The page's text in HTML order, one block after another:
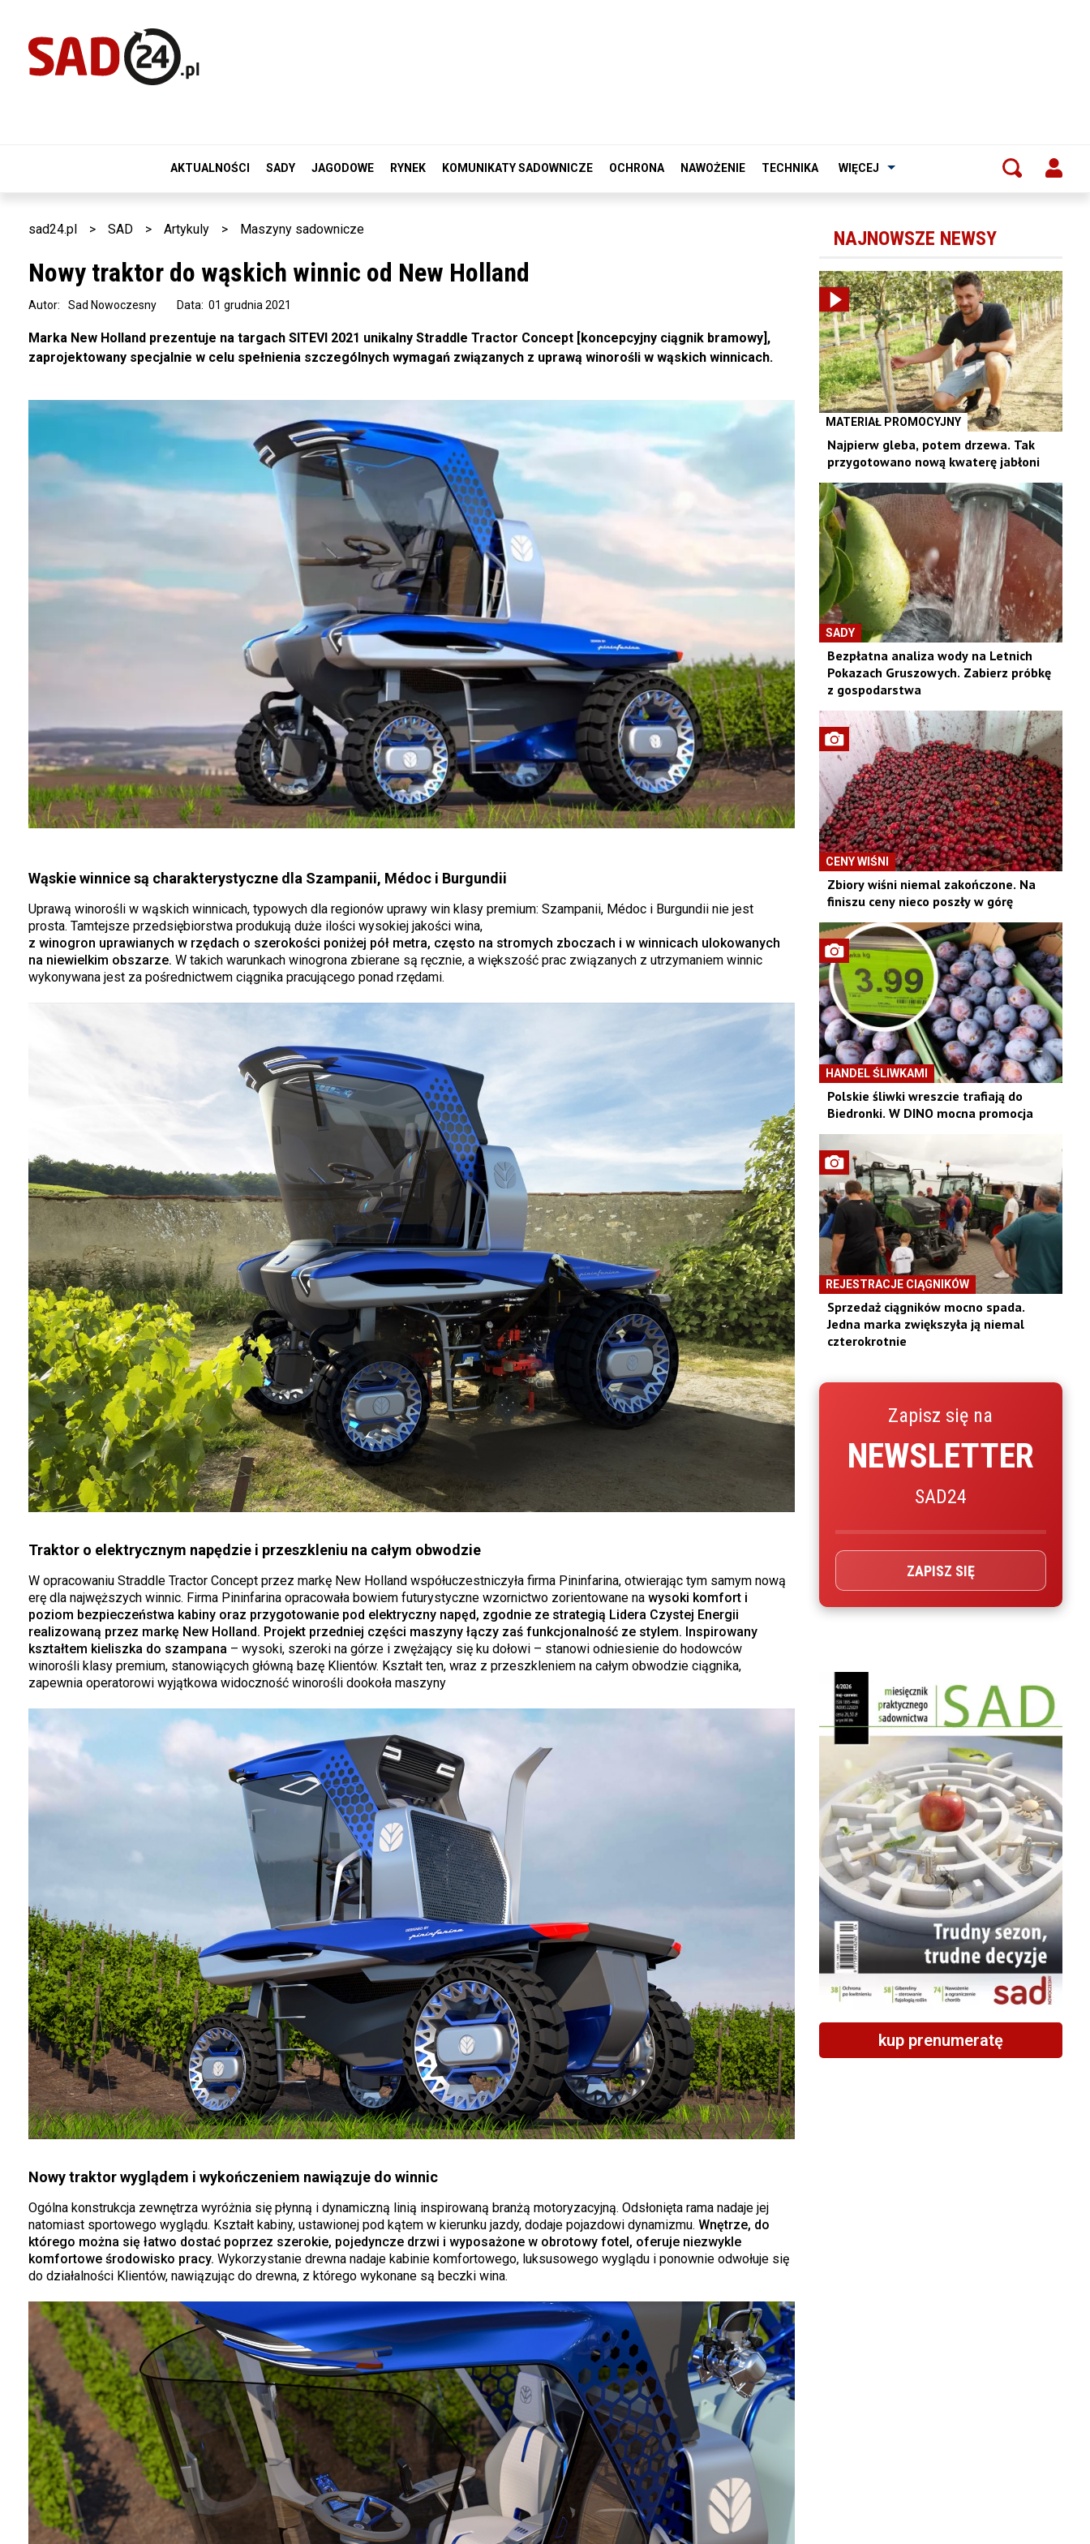
AKTUALNOŚCI SADY JAGODOWE RYNEK KOMUNIKATY SADOWNICZE OCHRONA NAWOŻENIE TECHNIKA WIĘCEJ
sad24.pl > SAD > Artykuly > Maszyny sadownicze
Nowy traktor do wąskich winnic od New Holland
Data: 01 grudnia 2021
Autor: Sad Nowoczesny
Marka New Holland prezentuje na targach SITEVI 2021 unikalny Straddle Tractor Concept [koncepcyjny ciągnik bramowy],
zaprojektowany specjalnie w celu spełnienia szczególnych wymagań związanych z uprawą winorośli w wąskich winnicach.
Wąskie winnice są charakterystyczne dla Szampanii, Médoc i Burgundii
Uprawą winorośli w wąskich winnicach, typowych dla regionów uprawy win klasy premium: Szampanii, Médoc i Burgundii nie jest
prosta. Tamtejsze przedsiębiorstwa produkują duże ilości wysokiej jakości wina,
z winogron uprawianych w rzędach o szerokości poniżej pół metra, często na stromych zboczach i w winnicach ulokowanych
na niewielkim obszarze. W takich warunkach winogrona zbierane są ręcznie, a większość prac związanych z utrzymaniem winnic
wykonywana jest za pośrednictwem ciągnika pracującego ponad rzędami.
Traktor o elektrycznym napędzie i przeszkleniu na całym obwodzie
W opracowaniu Straddle Tractor Concept przez markę New Holland współuczestniczyła firma Pininfarina, otwierając tym samym nową
erę dla najwęższych winnic. Firma Pininfarina opracowała bowiem futurystyczne wzornictwo zorientowane na wysoki komfort i
poziom bezpieczeństwa kabiny oraz przygotowanie pod elektryczny napęd, zgodnie ze strategią Lidera Czystej Energii
realizowaną przez markę New Holland. Projekt przedniej części maszyny łączy zaś funkcjonalność ze stylem. Inspirowany
kształtem kieliszka do szampana – wysoki, szeroki na górze i zwężający się ku dołowi – stanowi odniesienie do hodowców
winorośli klasy premium, stanowiących główną bazę Klientów. Kształt ten, wraz z przeszkleniem na całym obwodzie ciągnika,
zapewnia operatorowi wyjątkowa widoczność winorośli dookoła maszyny
Nowy traktor wyglądem i wykończeniem nawiązuje do winnic
Ogólna konstrukcja zewnętrza wyróżnia się płynną i dynamiczną linią inspirowaną branżą motoryzacyjną. Odsłonięta rama nadaje jej
natomiast sportowego wyglądu. Kształt kabiny, ustawionej pod kątem w kierunku jazdy, dodaje pojazdowi dynamizmu. Wnętrze, do
którego można się łatwo dostać poprzez szerokie, pojedyncze drzwi i wyposażone w obrotowy fotel, oferuje niezwykle
komfortowe środowisko pracy. Wykorzystanie drewna nadaje kabinie komfortowego, luksusowego wyglądu i ponownie odwołuje się
do działalności Klientów, nawiązując do drewna, z którego wykonane są beczki wina.
NAJNOWSZE NEWSY
MATERIAŁ PROMOCYJNY
Najpierw gleba, potem drzewa. Tak
przygotowano nową kwaterę jabłoni
SADY
Bezpłatna analiza wody na Letnich
Pokazach Gruszowych. Zabierz próbkę
z gospodarstwa
CENY WIŚNI
Zbiory wiśni niemal zakończone. Na
finiszu ceny nieco poszły w górę
HANDEL ŚLIWKAMI
Polskie śliwki wreszcie trafiają do
Biedronki. W DINO mocna promocja
REJESTRACJE CIĄGNIKÓW
Sprzedaż ciągników mocno spada.
Jedna marka zwiększyła ją niemal
czterokrotnie
Zapisz się na
NEWSLETTER
SAD24
ZAPISZ SIĘ
kup prenumeratę